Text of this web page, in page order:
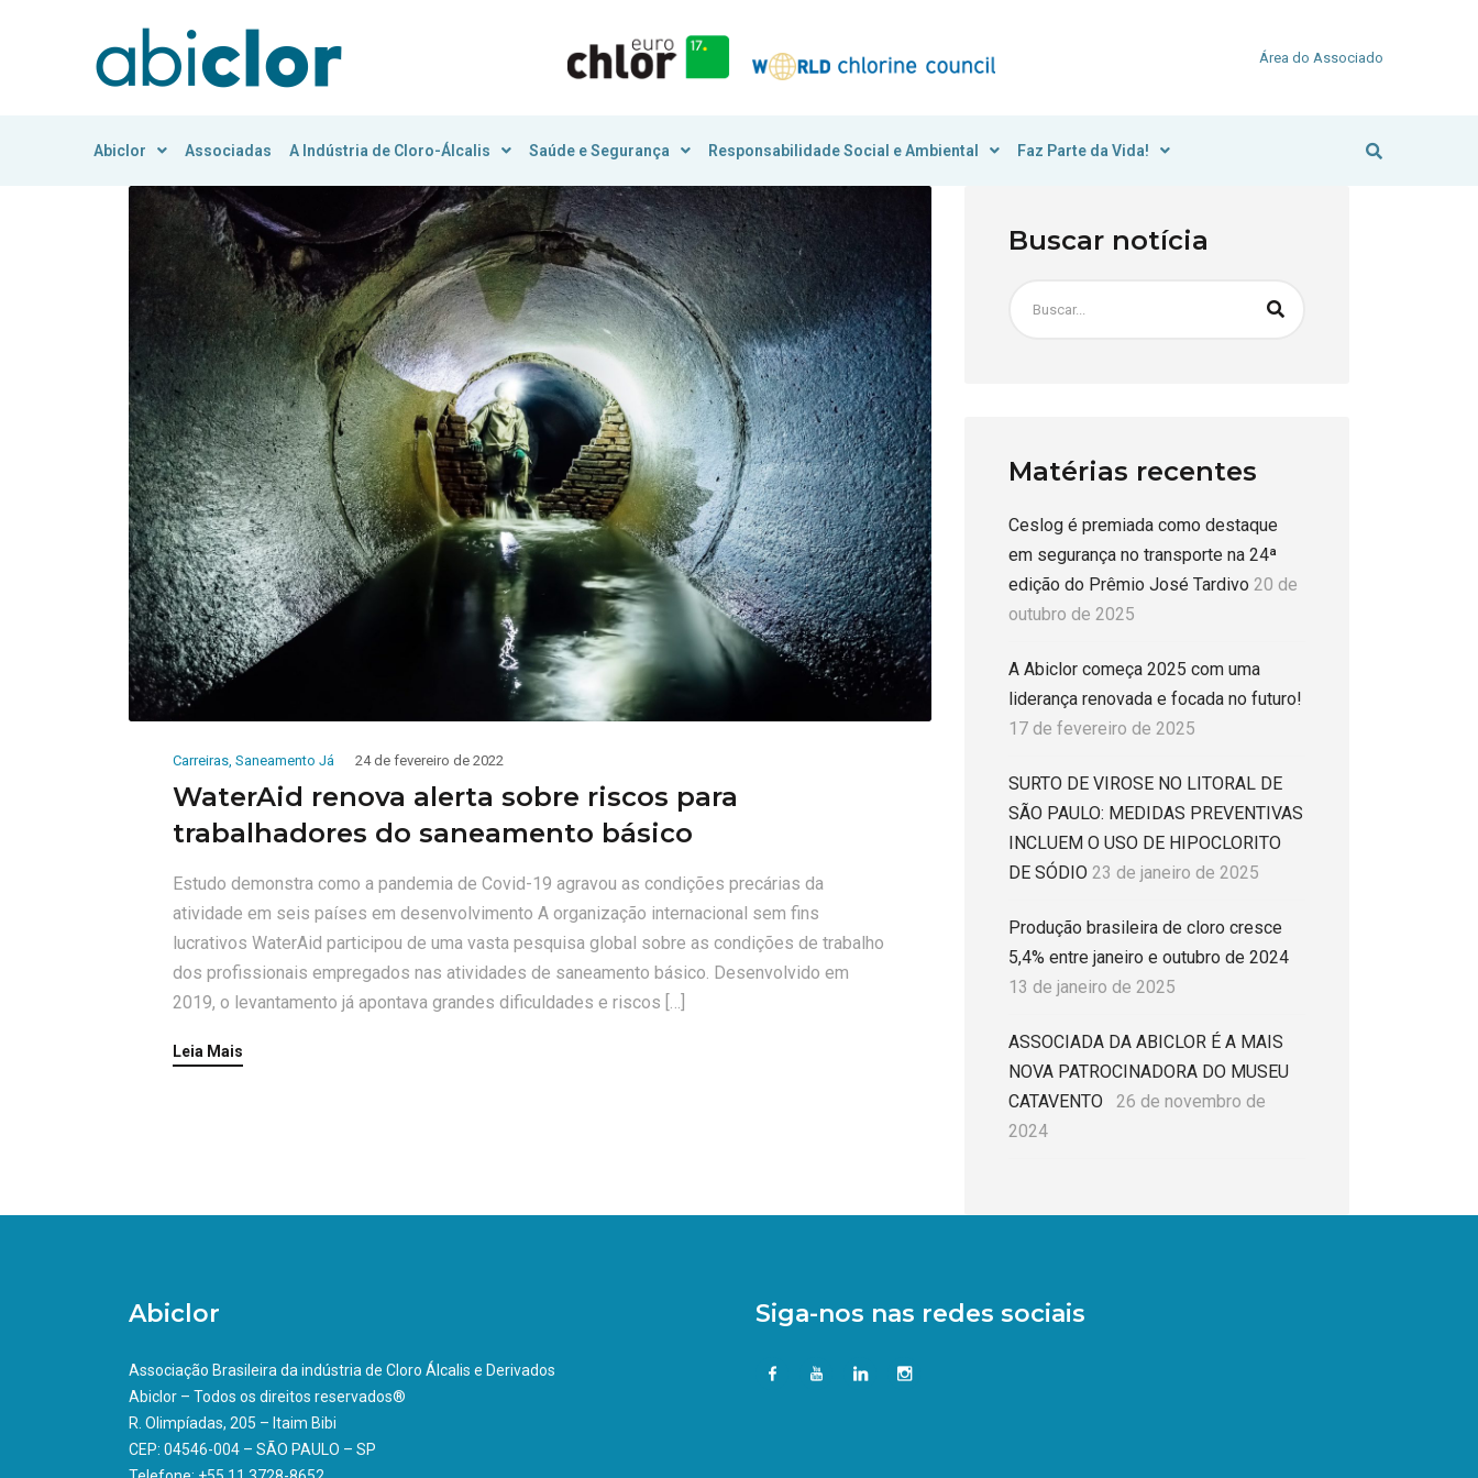
Área do Associado
Abiclor Associadas A Indústria de Cloro-Álcalis Saúde e Segurança Responsabilidade Social e Ambiental Faz Parte da Vida!
Carreiras Saneamento Já 24 de fevereiro de 2022
WaterAid renova alerta sobre riscos para
trabalhadores do saneamento básico
Estudo demonstra como a pandemia de Covid-19 agravou as condições precárias da
atividade em seis países em desenvolvimento A organização internacional sem fins
lucrativos WaterAid participou de uma vasta pesquisa global sobre as condições de trabalho
dos profissionais empregados nas atividades de saneamento básico. Desenvolvido em
2019, o levantamento já apontava grandes dificuldades e riscos […]
Leia Mais
Buscar notícia
Matérias recentes
Ceslog é premiada como destaque
em segurança no transporte na 24ª
edição do Prêmio José Tardivo 20 de
outubro de 2025
A Abiclor começa 2025 com uma
liderança renovada e focada no futuro!
17 de fevereiro de 2025
SURTO DE VIROSE NO LITORAL DE
SÃO PAULO: MEDIDAS PREVENTIVAS
INCLUEM O USO DE HIPOCLORITO
DE SÓDIO 23 de janeiro de 2025
Produção brasileira de cloro cresce
5,4% entre janeiro e outubro de 2024
13 de janeiro de 2025
ASSOCIADA DA ABICLOR É A MAIS
NOVA PATROCINADORA DO MUSEU
CATAVENTO
26 de novembro de
2024
Abiclor
Associação Brasileira da indústria de Cloro Álcalis e Derivados
Abiclor – Todos os direitos reservados®
R. Olimpíadas, 205 – Itaim Bibi
CEP: 04546-004 – SÃO PAULO – SP
Siga-nos nas redes sociais